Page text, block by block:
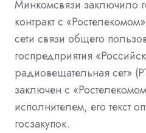
Минкомсвязи заключило
контракт с
сети связи общего
госпредприятия
радиовещательная сет»
заключен с
исполнителем, его текст
госзакупок.